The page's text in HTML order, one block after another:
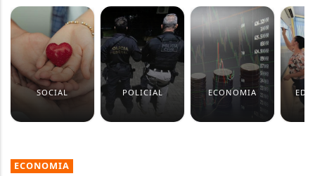
SOCIAL POLICIAL ECONOMIA
ECONOMIA